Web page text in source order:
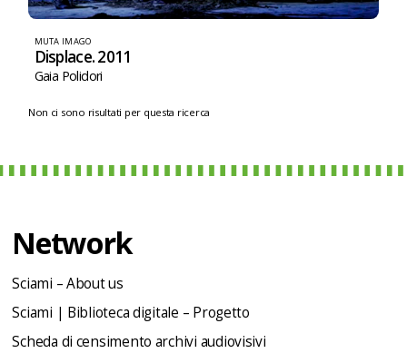
MUTA IMAGO
Displace. 2011
Gaia Polidori
Non ci sono risultati per questa ricerca
Network
Sciami – About us
Sciami | Biblioteca digitale – Progetto
Scheda di censimento archivi audiovisivi